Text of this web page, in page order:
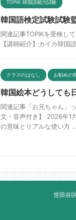
TOPIK 韓国語能力試験
韓国語検定試験試験
関連記事TOPIKを受検し
【講師紹介】カイカ韓
クラスのはなし お勧めの
韓国絵本どうしても
関連記事「お兄ちゃん」
文・音声付き】 2026年1
の意味とリアルな使い方
世田谷